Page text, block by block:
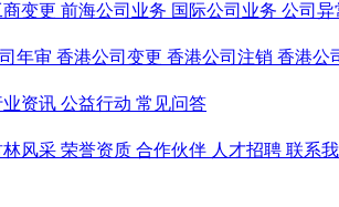
变更 前海公司业务 国际公司业务 公司异
年审 香港公司变更 香港公司注销 香港公
业资讯 公益行动 常见问答
林风采 荣誉资质 合作伙伴 人才招聘 联系